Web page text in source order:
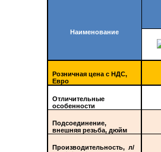
Наименование
Розничная цена с НДС,
Евро
Отличительные
особенности
Подсоединение,
внешняя резьба, дюйм
Производительность, л/